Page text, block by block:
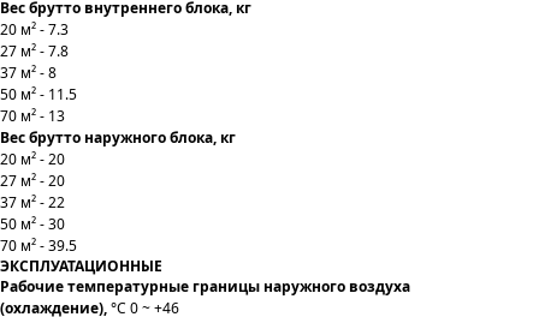
Вес брутто внутреннего блока, кг
20 м² - 7.3
27 м² - 7.8
37 м² - 8
50 м² - 11.5
70 м² - 13
Вес брутто наружного блока, кг
20 м² - 20
27 м² - 20
37 м² - 22
50 м² - 30
70 м² - 39.5
ЭКСПЛУАТАЦИОННЫЕ
Рабочие температурные границы наружного воздуха
(охлаждение),°C 0 ~ +46